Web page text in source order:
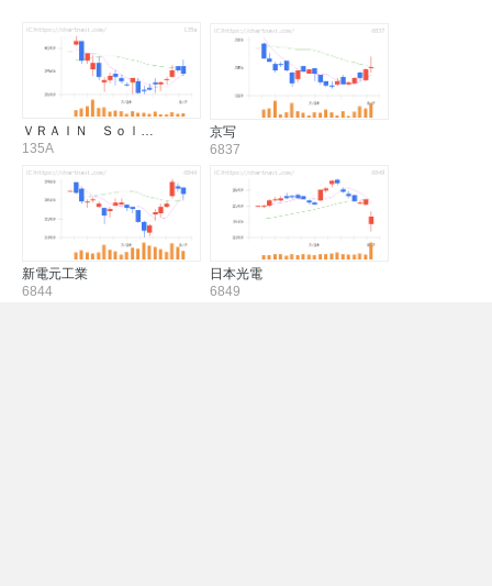
ＶＲＡＩＮ Ｓｏｌ…
135A
京写
6837
新電元工業
6844
日本光電
6849